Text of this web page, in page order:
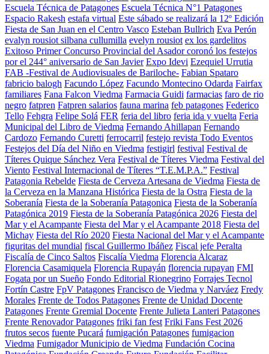
Escuela Técnica de Patagones Escuela Técnica N°1 Patagones
Espacio Rakesh estafa virtual Este sábado se realizará la 12º Edición
Fiesta de San Juan en el Centro Vasco Esteban Bullrich Eva Perón
evalyn rousiot silbana cullumilla evelyn rousiot ex los gardelitos
Exitoso Primer Concurso Provincial del Asador coronó los festejos
por el 244° aniversario de San Javier Expo Idevi Ezequiel Urrutia
FAB -Festival de Audiovisuales de Bariloche- Fabian Spataro
fabricio balogh Facundo López Facundo Montecino Odarda Fairfax
familiares Fana Falcon Viedma Farmacia Guidi farmacias faro de rio
negro fatpren Fatpren salarios fauna marina feb patagones Federico
Tello Fehgra Felipe Solá FER feria del libro feria ida y vuelta Feria
Municipal del Libro de Viedma Fernando Ahillapan Fernando
Cardozo Fernando Curetti ferrocarril festejo revista Todo Eventos
Festejos del Día del Niño en Viedma festigirl festival Festival de
Títeres Quique Sánchez Vera Festival de Títeres Viedma Festival del
Viento Festival Internacional de Títeres “T.E.M.P.A.” Festival
Patagonia Rebelde Fiesta de Cerveza Artesana de Viedma Fiesta de
la Cerveza en la Manzana Histórica Fiesta de la Ostra Fiesta de la
Soberanía Fiesta de la Soberanía Patagonica Fiesta de la Soberanía
Patagónica 2019 Fiesta de la Soberanía Patagónica 2026 Fiesta del
Mar y el Acampante Fiesta del Mar y el Acampante 2018 Fiesta del
Michay Fiesta del Río 2020 Fiesta Nacional del Mar y el Acampante
figuritas del mundial fiscal Guillermo Ibáñez Fiscal jefe Peralta
Fiscalía de Cinco Saltos Fiscalía Viedma Florencia Alcaraz
Florencia Casamiquela Florencia Rupayán florencia rupayan FMI
Fogata por un Sueño Fondo Editorial Rionegrino Forrajes Tecnol
Fortín Castre FpV Patagones Francisco de Viedma y Narváez Fredy
Morales Frente de Todos Patagones Frente de Unidad Docente
Patagones Frente Gremial Docente Frente Julieta Lanteri Patagones
Frente Renovador Patagones friki fan fest Friki Fans Fest 2026
frutos secos fuente Pucará fumigación Patagones fumigacion
Viedma Fumigador Municipio de Viedma Fundación Cocina